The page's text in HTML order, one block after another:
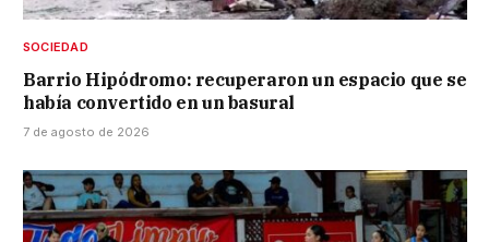
SOCIEDAD
Barrio Hipódromo: recuperaron un espacio que se
había convertido en un basural
7 de agosto de 2026